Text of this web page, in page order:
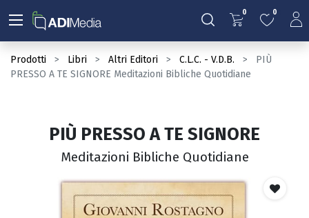
0 0
Prodotti Libri Altri Editori C.L.C. - V.D.B.
PIÙ
PRESSO A TE SIGNORE Meditazioni Bibliche Quotidiane
PIÙ PRESSO A TE SIGNORE
Meditazioni Bibliche Quotidiane